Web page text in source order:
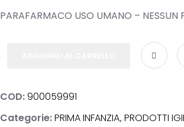
PARAFARMACO USO UMANO – NESSUN
COD:900059991
Categorie:PRIMA INFANZIA,PRODOTTI